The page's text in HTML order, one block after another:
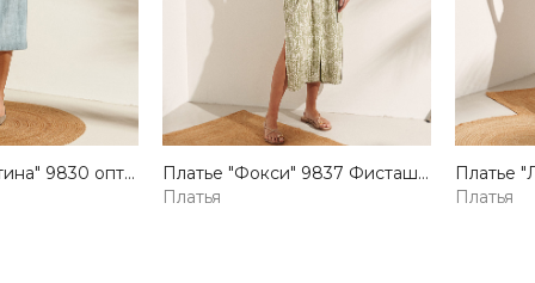
Платье "Валентина" 9830 оптом Lilo — купить от производителя
Платье "Фокси" 9837 Фисташковый оптом Lilo — купить от производителя
Платья
Платья